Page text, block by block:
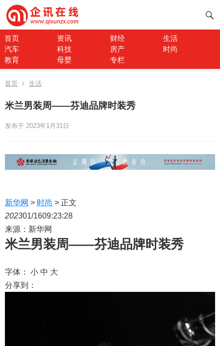
首页 资讯 财经
生活
汽车
科技 房产
时尚
教育
母婴 专栏
首页 生活
米兰男装周——芬迪品牌时装秀
发布于 2023年1月31日
新华网 > 时尚 > 正文
202301/1609:23:28
来源：新华网
米兰男装周——芬迪品牌时装秀
字体： 小 中 大
分享到：